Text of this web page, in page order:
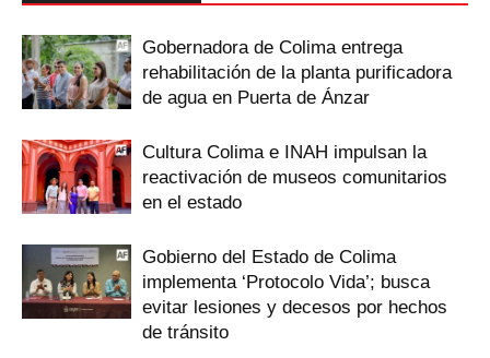
Gobernadora de Colima entrega
rehabilitación de la planta purificadora
de agua en Puerta de Ánzar
Cultura Colima e INAH impulsan la
reactivación de museos comunitarios
en el estado
Gobierno del Estado de Colima
implementa ‘Protocolo Vida’; busca
evitar lesiones y decesos por hechos
de tránsito